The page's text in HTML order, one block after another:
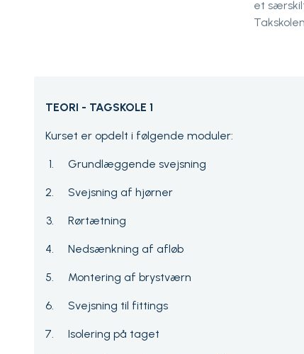
et
TEORI - TAGSKOLE 1
Kurset er opdelt i følgende moduler:
Grundlæggende svejsning
Svejsning af hjørner
Rørtætning
Nedsænkning af afløb
Montering af brystværn
Svejsning til fittings
Isolering på taget